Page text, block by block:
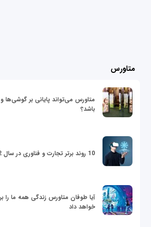
متاورس
متاورس می‌تواند پایانی بر
باشد؟
10 روند برتر تجارت و فناوری در سال 2022
آیا طوفان متاورس زندگی همه ما را
خواهد داد